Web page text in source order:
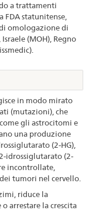
a trattamenti
statunitense,
omologazione di
Israele (MOH), Regno
in modo mirato
(mutazioni), che
gli astrocitomi e
una produzione
(2-HG),
idrossiglutarato (2-
incontrollate,
tumori nel cervello.
riduce la
arrestare la crescita